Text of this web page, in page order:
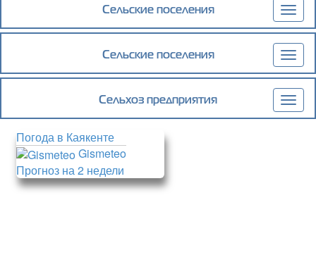
Сельские поселения
Сельские поселения
Сельхоз предприятия
Погода в Каякенте
Gismeteo
Прогноз на 2 недели